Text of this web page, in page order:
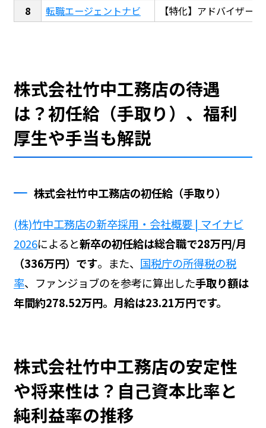
転職エージェントナビ
【特化】アドバイザー
株式会社竹中工務店の待遇
は？初任給（手取り）、福利
厚生や手当も解説
株式会社竹中工務店の初任給（手取り）
(株)竹中工務店の新卒採用・会社概要 | マイナビ
2026によると新卒の初任給は総合職で28万円/月
（336万円）です。また、 国税庁の所得税の税
率、ファンジョブのを参考に算出した手取り額は
年間約278.52万円。月給は23.21万円です。
株式会社竹中工務店の安定性
や将来性は？自己資本比率と
純利益率の推移